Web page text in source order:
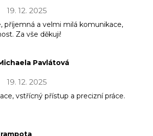
19. 12. 2025
příjemná a velmi milá komunikace,
Za vše děkuji!
Pavlátová
19. 12. 2025
vstřícný přístup a precizní práce.